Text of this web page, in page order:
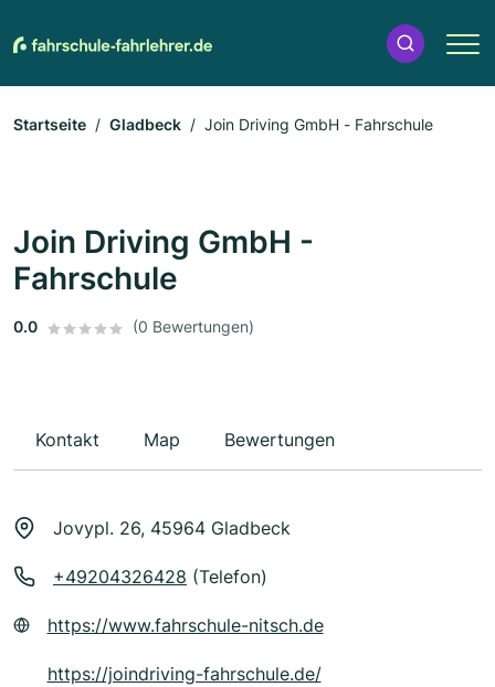
Startseite Gladbeck Join Driving GmbH - Fahrschule
Join Driving GmbH -
Fahrschule
0.0 (0 Bewertungen)
Kontakt Map Bewertungen
Jovypl. 26, 45964 Gladbeck
+49204326428 (Telefon)
https://www.fahrschule-nitsch.de
https://joindriving-fahrschule.de/